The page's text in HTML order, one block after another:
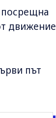
посрещна
движение
път